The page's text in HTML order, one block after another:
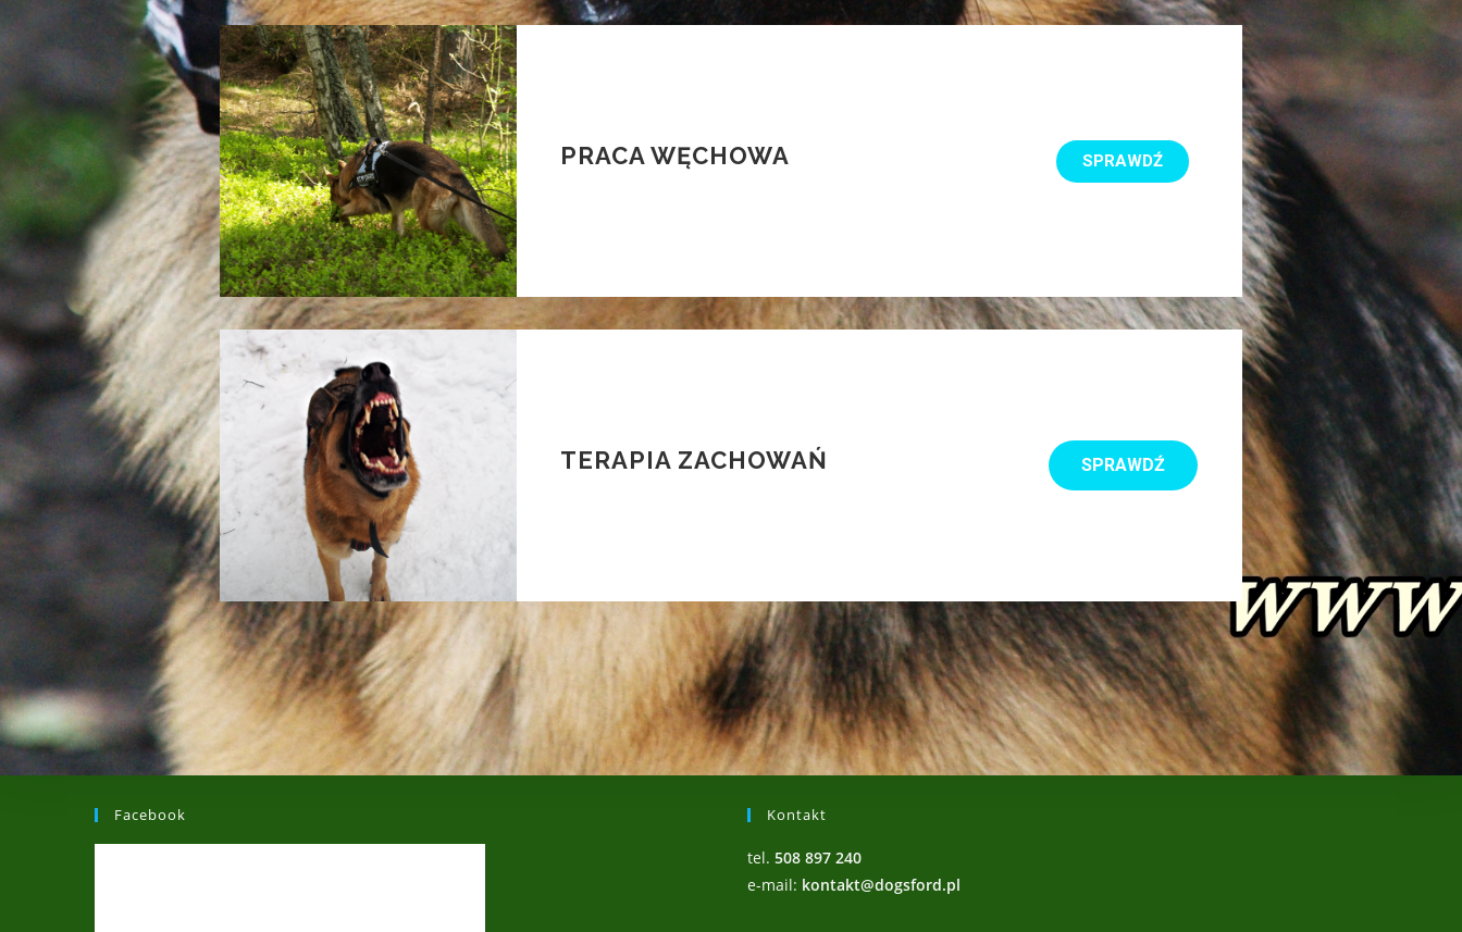
PRACA WĘCHOWA SPRAWDŹ
TERAPIA ZACHOWAŃ SPRAWDŹ
Facebook Kontakt
tel. 508 897 240
e-mail: kontakt@dogsford.pl